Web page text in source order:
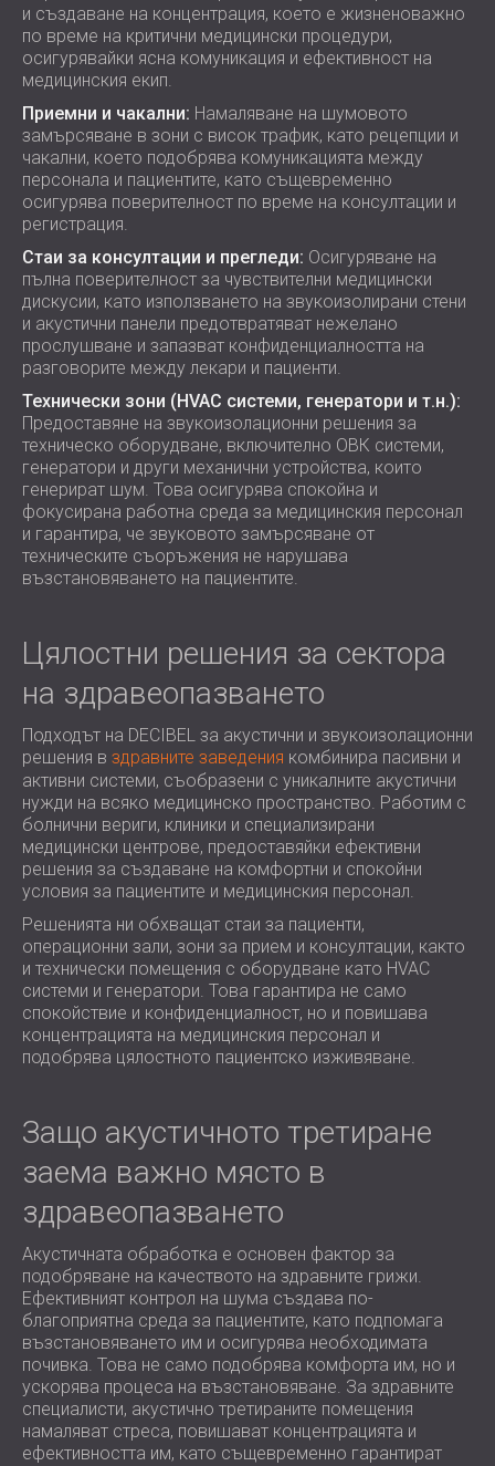
и създаване на концентрация, което е жизненоважно
по време на критични медицински процедури,
осигурявайки ясна комуникация и ефективност на
медицинския екип.
Приемни и чакални: Намаляване на шумовото
замърсяване в зони с висок трафик, като рецепции и
чакални, което подобрява комуникацията между
персонала и пациентите, като същевременно
осигурява поверителност по време на консултации и
регистрация.
Стаи за консултации и прегледи: Осигуряване на
пълна поверителност за чувствителни медицински
дискусии, като използването на звукоизолирани стени
и акустични панели предотвратяват нежелано
прослушване и запазват конфиденциалността на
разговорите между лекари и пациенти.
Технически зони (HVAC системи, генератори и т.н.):
Предоставяне на звукоизолационни решения за
техническо оборудване, включително ОВК системи,
генератори и други механични устройства, които
генерират шум. Това осигурява спокойна и
фокусирана работна среда за медицинския персонал
и гарантира, че звуковото замърсяване от
техническите съоръжения не нарушава
възстановяването на пациентите.
Цялостни решения за сектора
на здравеопазването
Подходът на DECIBEL за акустични и звукоизолационни
решения в здравните заведения комбинира пасивни и
активни системи, съобразени с уникалните акустични
нужди на всяко медицинско пространство. Работим с
болнични вериги, клиники и специализирани
медицински центрове, предоставяйки ефективни
решения за създаване на комфортни и спокойни
условия за пациентите и медицинския персонал.
Решенията ни обхващат стаи за пациенти,
операционни зали, зони за прием и консултации, както
и технически помещения с оборудване като HVAC
системи и генератори. Това гарантира не само
спокойствие и конфиденциалност, но и повишава
концентрацията на медицинския персонал и
подобрява цялостното пациентско изживяване.
Защо акустичното третиране
заема важно място в
здравеопазването
Акустичната обработка е основен фактор за
подобряване на качеството на здравните грижи.
Ефективният контрол на шума създава по-
благоприятна среда за пациентите, като подпомага
възстановяването им и осигурява необходимата
почивка. Това не само подобрява комфорта им, но и
ускорява процеса на възстановяване. За здравните
специалисти, акустично третираните помещения
намаляват стреса, повишават концентрацията и
ефективността им, като същевременно гарантират